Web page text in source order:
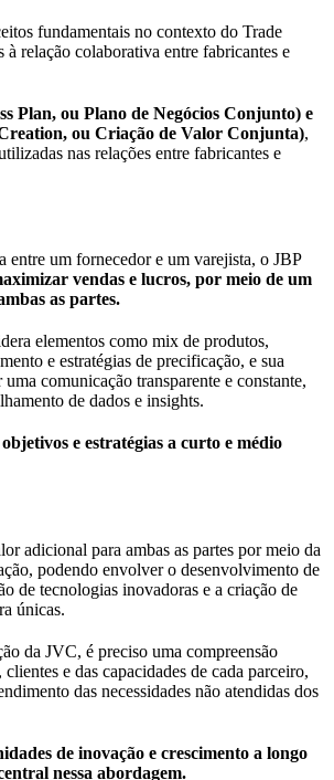
fundamentais no contexto do Trade
relação colaborativa entre fabricantes e
Plan, ou Plano de Negócios Conjunto) e
ou Criação de Valor Conjunta),
nas relações entre fabricantes e
entre um fornecedor e um varejista, o JBP
vendas e lucros, por meio de um
as partes.
elementos como mix de produtos,
e estratégias de precificação, e sua
comunicação transparente e constante,
de dados e insights.
e estratégias a curto e médio
adicional para ambas as partes por meio da
podendo envolver o desenvolvimento de
de tecnologias inovadoras e a criação de
únicas.
da JVC, é preciso uma compreensão
e das capacidades de cada parceiro,
das necessidades não atendidas dos
de inovação e crescimento a longo
nessa abordagem.